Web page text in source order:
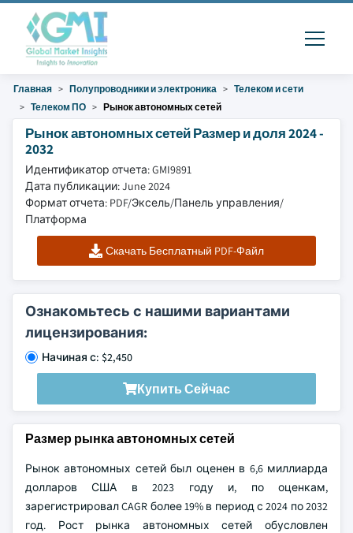
Главная Полупроводники и электроника
Телеком и сети
Телеком ПО
Рынок автономных сетей
Рынок автономных сетей Размер и доля 2024 -
2032
Идентификатор отчета: GMI9891
Дата публикации: June 2024
Формат отчета: PDF/Эксель/Панель управления/
Платформа
Скачать Бесплатный PDF-Файл
Ознакомьтесь с нашими вариантами
лицензирования:
Начиная с: $2,450
Купить Сейчас
Размер рынка автономных сетей
Рынок автономных сетей был оценен в 6,6 миллиарда
долларов США в 2023 году и, по оценкам,
зарегистрировал CAGR более 19% в период с 2024 по 2032
год. Рост рынка автономных сетей обусловлен